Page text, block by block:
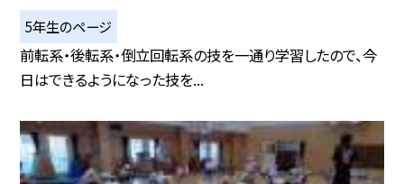
5年生のページ
前転系・後転系・倒立回転系の技を一通り学習したので、今
日はできるようになった技を...